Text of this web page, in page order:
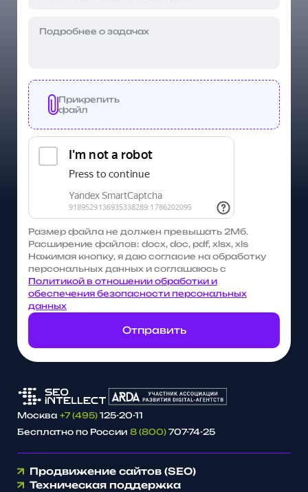
Прикрепить
файл
Отправить
Нажимая кнопку, я даю согласие на обработку
персональных данных и соглашаюсь с
Политикой в отношении обработки и
обеспечения безопасности персональных
данных
Размер файла не должен превышать 2Мб.
Расширение файлов: docx, doc, pdf, xlsx, xls
Москва +7 (495) 125-20-11
Бесплатно по России 8 (800) 707-74-25
Продвижение сайтов (SEO)
Техническая поддержка